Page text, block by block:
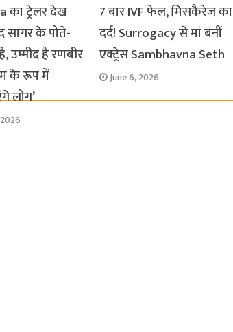
का ट्रेलर देख
सागर के पोते-
उम्मीद है रणबीर
के रूप में
लोग’
7 बार IVF फेल, मिसकैरेज का
दर्द! Surrogacy से मां बनीं
एक्ट्रेस Sambhavna Seth
June 6, 2026